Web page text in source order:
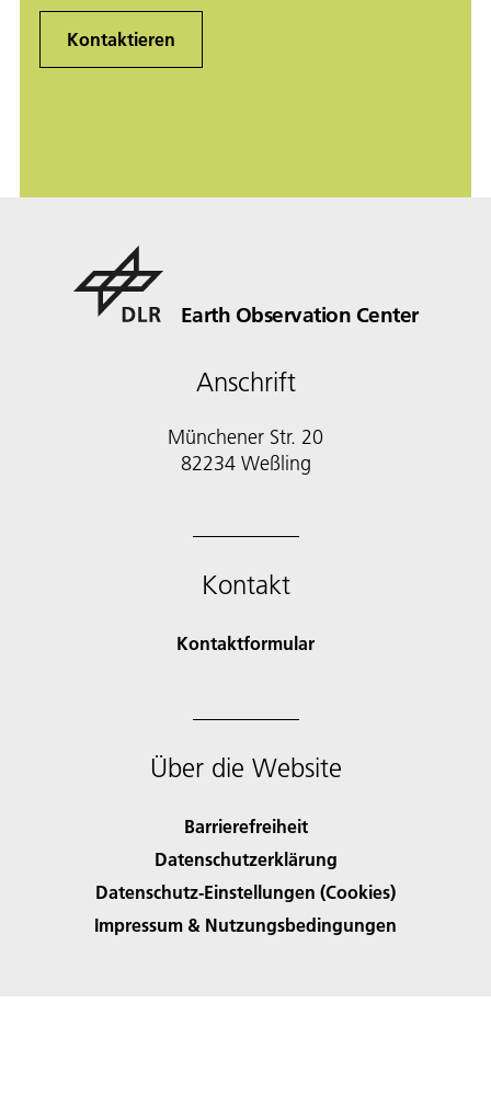
Kontaktieren
Earth Observation Center
Anschrift
Münchener Str. 20
Kontakt
Kontaktformular
Über die Website
Barrierefreiheit
Datenschutzerklärung
Datenschutz-Einstellungen (Cookies)
Impressum & Nutzungsbedingungen